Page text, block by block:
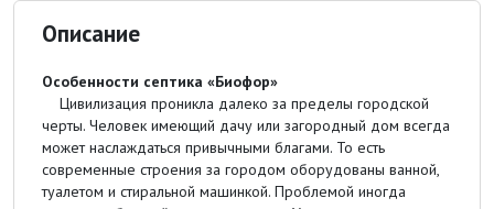
Описание
Особенности септика «Биофор»
Цивилизация проникла далеко за пределы городской
черты. Человек имеющий дачу или загородный дом всегда
может наслаждаться привычными благами. То есть
современные строения за городом оборудованы ванной,
туалетом и стиральной машинкой. Проблемой иногда